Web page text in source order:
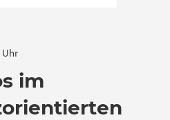
Uhr
im